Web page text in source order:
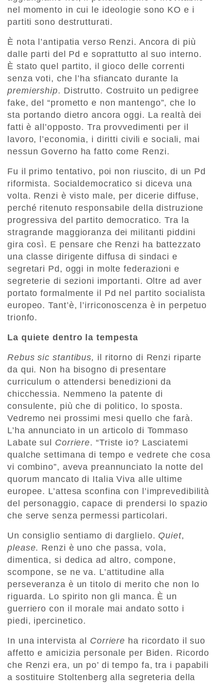
nel momento in cui le ideologie sono KO e i
partiti sono destrutturati.
È nota l’antipatia verso Renzi. Ancora di più
dalle parti del Pd e soprattutto al suo interno.
È stato quel partito, il gioco delle correnti
senza voti, che l’ha sfiancato durante la
premiership. Distrutto. Costruito un pedigree
fake, del “prometto e non mantengo”, che lo
sta portando dietro ancora oggi. La realtà dei
fatti è all’opposto. Tra provvedimenti per il
lavoro, l’economia, i diritti civili e sociali, mai
nessun Governo ha fatto come Renzi.
Fu il primo tentativo, poi non riuscito, di un Pd
riformista. Socialdemocratico si diceva una
volta. Renzi è visto male, per dicerie diffuse,
perché ritenuto responsabile della distruzione
progressiva del partito democratico. Tra la
stragrande maggioranza dei militanti piddini
gira così. E pensare che Renzi ha battezzato
una classe dirigente diffusa di sindaci e
segretari Pd, oggi in molte federazioni e
segreterie di sezioni importanti. Oltre ad aver
portato formalmente il Pd nel partito socialista
europeo. Tant’è, l’irriconoscenza è in perpetuo
trionfo.
La quiete dentro la tempesta
Rebus sic stantibus, il ritorno di Renzi riparte
da qui. Non ha bisogno di presentare
curriculum o attendersi benedizioni da
chicchessia. Nemmeno la patente di
consulente, più che di politico, lo sposta.
Vedremo nei prossimi mesi quello che farà.
L’ha annunciato in un articolo di Tommaso
Labate sul Corriere. “Triste io? Lasciatemi
qualche settimana di tempo e vedrete che cosa
vi combino”, aveva preannunciato la notte del
quorum mancato di Italia Viva alle ultime
europee. L’attesa sconfina con l’imprevedibilità
del personaggio, capace di prendersi lo spazio
che serve senza permessi particolari.
Un consiglio sentiamo di darglielo. Quiet,
please. Renzi è uno che passa, vola,
dimentica, si dedica ad altro, compone,
scompone, se ne va. L’attitudine alla
perseveranza è un titolo di merito che non lo
riguarda. Lo spirito non gli manca. È un
guerriero con il morale mai andato sotto i
piedi, ipercinetico.
In una intervista al Corriere ha ricordato il suo
affetto e amicizia personale per Biden. Ricordo
che Renzi era, un po’ di tempo fa, tra i papabili
a sostituire Stoltenberg alla segreteria della